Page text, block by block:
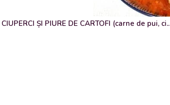
ȘI PIURE DE CARTOFI (carne de pui, ci..